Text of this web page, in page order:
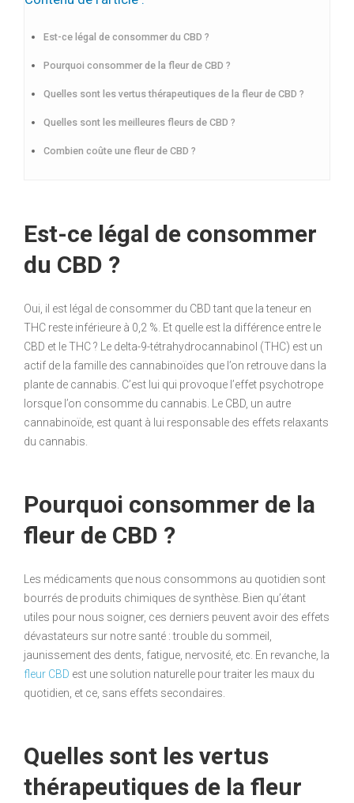
Est-ce légal de consommer du CBD ?
Pourquoi consommer de la fleur de CBD ?
Quelles sont les vertus thérapeutiques de la fleur de CBD ?
Quelles sont les meilleures fleurs de CBD ?
Combien coûte une fleur de CBD ?
Est-ce légal de consommer
du CBD ?
Oui, il est légal de consommer du CBD tant que la teneur en
THC reste inférieure à 0,2 %. Et quelle est la différence entre le
CBD et le THC ? Le delta-9-tétrahydrocannabinol (THC) est un
actif de la famille des cannabinoïdes que l’on retrouve dans la
plante de cannabis. C’est lui qui provoque l’effet psychotrope
lorsque l’on consomme du cannabis. Le CBD, un autre
cannabinoïde, est quant à lui responsable des effets relaxants
du cannabis.
Pourquoi consommer de la
fleur de CBD ?
Les médicaments que nous consommons au quotidien sont
bourrés de produits chimiques de synthèse. Bien qu’étant
utiles pour nous soigner, ces derniers peuvent avoir des effets
dévastateurs sur notre santé : trouble du sommeil,
jaunissement des dents, fatigue, nervosité, etc. En revanche, la
fleur CBD est une solution naturelle pour traiter les maux du
quotidien, et ce, sans effets secondaires.
Quelles sont les vertus
thérapeutiques de la fleur